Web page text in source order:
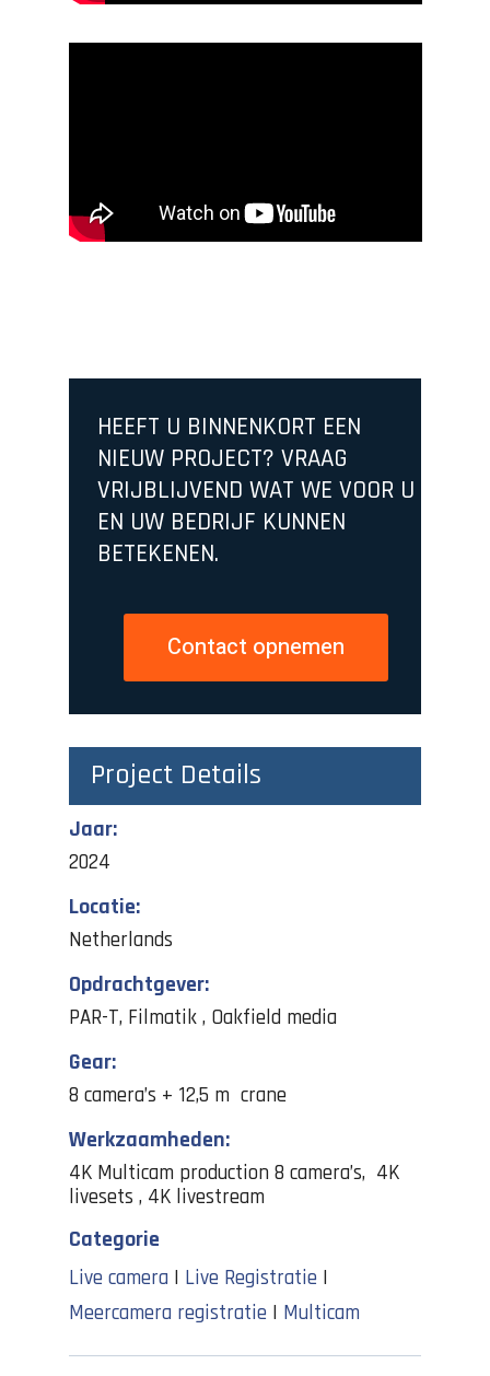
HEEFT U BINNENKORT EEN
NIEUW PROJECT? VRAAG
VRIJBLIJVEND WAT WE VOOR U
EN UW BEDRIJF KUNNEN
BETEKENEN.
Contact opnemen
Project Details
Jaar:
2024
Locatie:
Netherlands
Opdrachtgever:
PAR-T, Filmatik , Oakfield media
Gear:
8 camera’s + 12,5 m crane
Werkzaamheden:
4K Multicam production 8 camera’s, 4K
livesets , 4K livestream
Categorie
Live camera | Live Registratie |
Meercamera registratie | Multicam